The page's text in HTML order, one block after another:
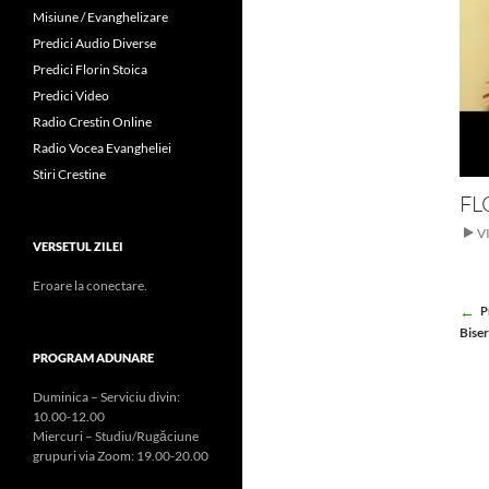
Misiune / Evanghelizare
Predici Audio Diverse
Predici Florin Stoica
Predici Video
Radio Crestin Online
Radio Vocea Evangheliei
Stiri Crestine
VERSETUL ZILEI
Eroare la conectare.
PROGRAM ADUNARE
Duminica – Serviciu divin:
10.00-12.00
Miercuri – Studiu/Rugăciune
grupuri via Zoom: 19.00-20.00